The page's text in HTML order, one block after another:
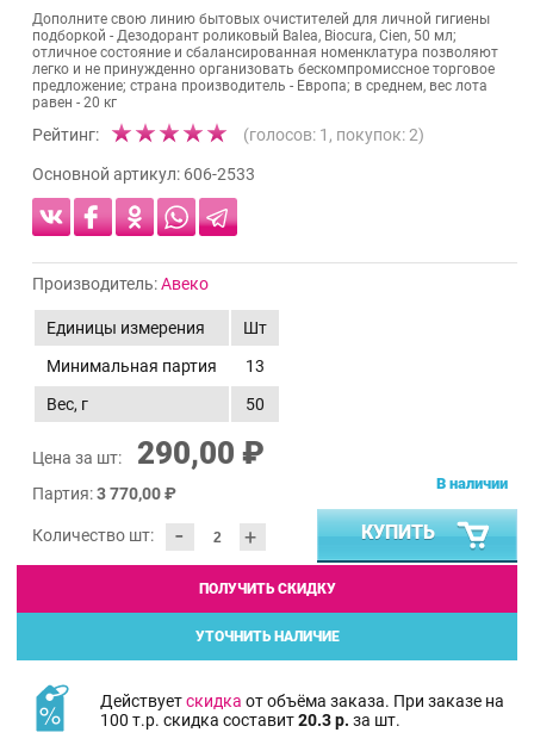
Дополните свою линию бытовых очистителей для личной гигиены
подборкой - Дезодорант роликовый Balea, Biocura, Cien, 50 мл;
отличное состояние и сбалансированная номенклатура позволяют
легко и не принужденно организовать бескомпромиссное торговое
предложение; страна производитель - Европа; в среднем, вес лота
равен - 20 кг
Рейтинг: (голосов: 1 , покупок:2)
Основной артикул: 606-2533
Производитель:Авеко
Единицы измерения
Шт
Минимальная партия
13
Вес, г
50
Цена за шт: 290,00 ₽
Партия:3 770,00 ₽
Количество шт: - +
В наличии
КУПИТЬ
ПОЛУЧИТЬ СКИДКУ
УТОЧНИТЬ НАЛИЧИЕ
Действуетскидка от объёма заказа. При заказе на
100 т.р. скидка составит20.3 р. за шт.